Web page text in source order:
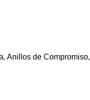
, Anillos de Compromiso,